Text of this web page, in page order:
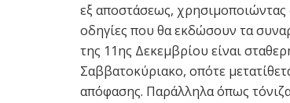
εξ αποστάσεως,
οδηγίες που θα εκδώσουν τα
της 11ης Δεκεμβρίου είναι
Σαββατοκύριακο, οπότε
απόφασης. Παράλληλα όπως